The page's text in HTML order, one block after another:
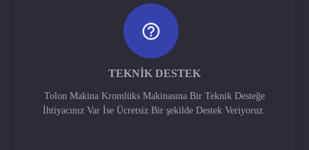
TEKNIK DESTEK
Tolon Makina Kromlüks Makinasına Bir Teknik Desteğe
İhtiyacınız Var İse Ücretsiz Bir şekilde Destek Veriyoruz.